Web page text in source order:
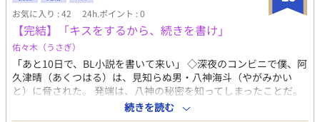
お気に入り : 42 24h.ポイント : 0
【完結】「キスをするから、続きを書け」
佑々木（うさぎ）
「あと10日で、BL小説を書いて来い」 ◇深夜のコンビニで僕、阿
久津晴（あくつはる）は、見知らぬ男・八神海斗（やがみかい
と）に脅された。 発端は、八神の秘密を知ってしまったことだ。
イケメンの彼は、実はBL漫画を描く人だった。誰にも言わないと
言ったのだけれど、八神は信じてくれず、スマホを人質に取られ
続きを読む